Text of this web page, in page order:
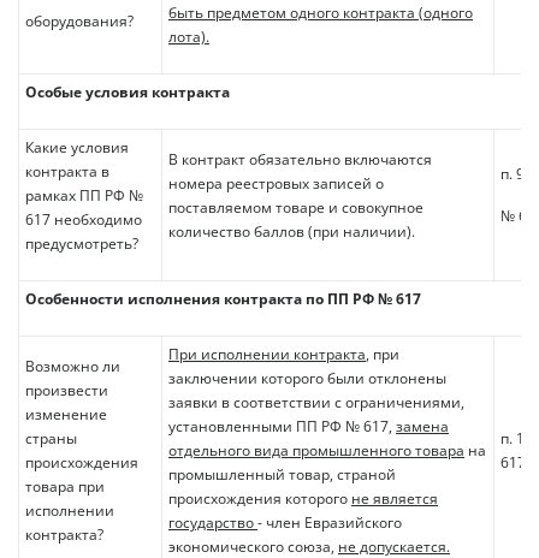
оборудования?
быть предметом одного контракта (одного
лота).
Особые условия контракта
Какие условия
контракта в
рамках ПП РФ №
617 необходимо
предусмотреть?
В контракт обязательно включаются
номера реестровых записей о
поставляемом товаре и совокупное
количество баллов (при наличии).
п. 9
№
Особенности исполнения контракта по ПП РФ № 617
Возможно ли
произвести
изменение
страны
происхождения
товара при
исполнении
контракта?
При исполнении контракта, при
заключении которого были отклонены
заявки в соответствии с ограничениями,
установленными ПП РФ № 617, замена
отдельного вида промышленного товара на
промышленный товар, страной
происхождения которого не является
государство- член Евразийского
экономического союза, не допускается.
п.
617